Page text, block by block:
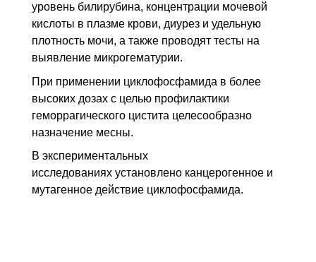
уровень билирубина, концентрации мочевой
кислоты в плазме крови, диурез и удельную
плотность мочи, а также проводят тесты на
выявление микрогематурии.
При применении циклофосфамида в более
высоких дозах с целью профилактики
геморрагического цистита целесообразно
назначение месны.
В экспериментальных
исследованиях установлено канцерогенное и
мутагенное действие циклофосфамида.